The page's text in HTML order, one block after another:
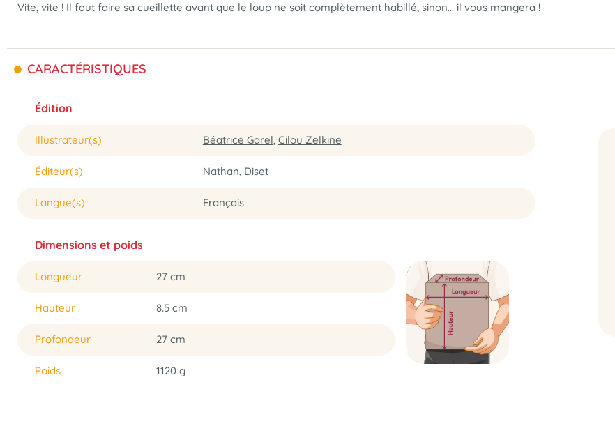
Vite, vite ! Il faut faire sa cueillette avant que le loup ne soit complètement habillé, sinon... il vous mangera !
CARACTÉRISTIQUES
Édition
Illustrateur(s) Béatrice Garel, Cilou Zelkine
Éditeur(s) Nathan, Diset
Langue(s) Français
Dimensions et poids
Longueur 27 cm
Hauteur 8.5 cm
Profondeur 27 cm
Poids 1120 g